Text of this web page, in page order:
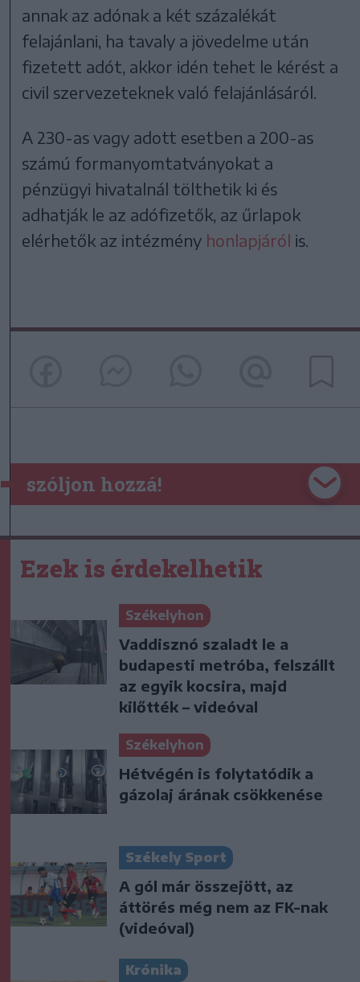
annak az adónak a két százalékát
felajánlani, ha tavaly a jövedelme után
fizetett adót, akkor idén tehet le kérést a
civil szervezeteknek való felajánlásáról.
A 230-as vagy adott esetben a 200-as
számú formanyomtatványokat a
pénzügyi hivatalnál tölthetik ki és
adhatják le az adófizetők, az űrlapok
elérhetők az intézmény honlapjáról is.
szóljon hozzá!
Ezek is érdekelhetik
Székelyhon
Vaddisznó szaladt le a
budapesti metróba, felszállt
az egyik kocsira, majd
kilőtték – videóval
Székelyhon
Hétvégén is folytatódik a
gázolaj árának csökkenése
Székely Sport
A gól már összejött, az
áttörés még nem az FK-nak
(videóval)
Krónika